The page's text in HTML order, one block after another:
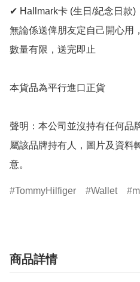
✔ Hallmark卡 (生日/紀念日款)
無論係送俾朋友定自己開心用
數量有限，送完即止
本貨品為平行進口正貨
聲明：本公司並沒持有任何品
屬該品牌持有人，圖片及資料
意。
TommyHilfiger Wallet
商品詳情